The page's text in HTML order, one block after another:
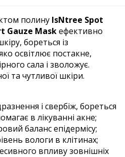
полину IsNtree Spot
Gauze Maskефективно
бореться із
освітлює постакне,
сала і зволожує.
та чутливої шкіри.
і свербіж, бореться
в лікуванні акне;
баланс епідермісу;
вологи в клітинах;
впливу зовнішніх